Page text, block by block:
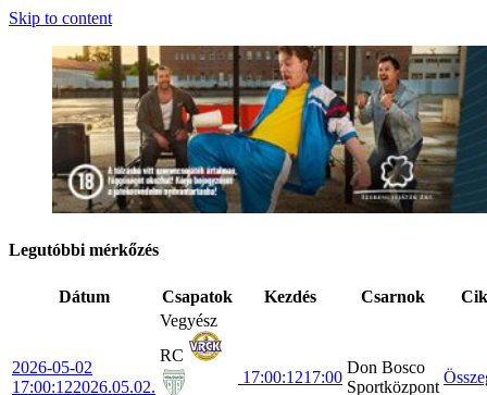
Skip to content
Legutóbbi mérkőzés
Dátum Csapatok Kezdés Csarnok
2026-05-02
17:00:122026.05.02.
Vegyész
RC
17:00:1217:00
Don Bosco
Sportközpont